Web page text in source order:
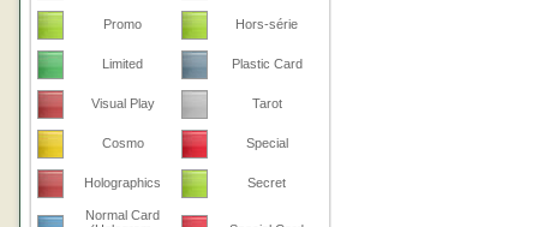
Promo Hors-série
Limited Plastic Card
Visual Play Tarot
Cosmo Special
Holographics Secret
Normal Card